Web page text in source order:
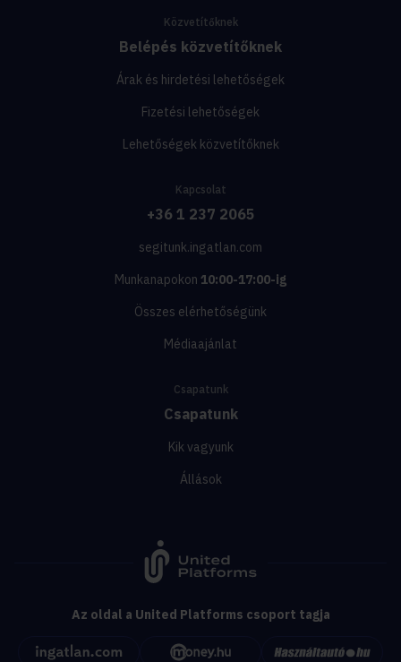
Közvetítőknek
Belépés közvetítőknek
Árak és hirdetési lehetőségek
Fizetési lehetőségek
Lehetőségek közvetítőknek
Kapcsolat
+36 1 237 2065
segitunk.ingatlan.com
Munkanapokon 10:00-17:00-ig
Összes elérhetőségünk
Médiaajánlat
Csapatunk
Csapatunk
Kik vagyunk
Állások
Az oldal a United Platforms csoport tagja